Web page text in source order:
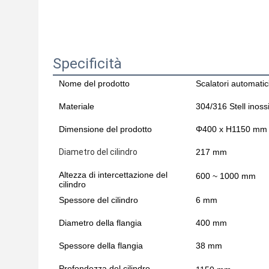
Specificità
Nome del prodotto Scalatori
Materiale 304/316 Stell
Dimensione del prodotto Φ400 x H1150 mm
Diametro del cilindro 217 mm
Altezza di intercettazione del
cilindro
600 ~ 1000 mm
Spessore del cilindro 6 mm
Diametro della flangia 400 mm
Spessore della flangia 38 mm